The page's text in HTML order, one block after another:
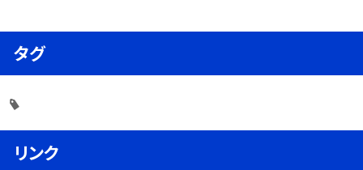
タグ
リンク